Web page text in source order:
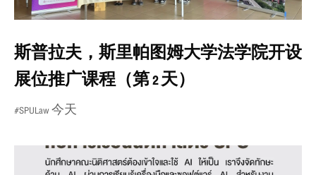
斯普拉夫，斯里帕图姆大学法学院开设
展位推广课程（第 2 天）
#SPULaw 今天